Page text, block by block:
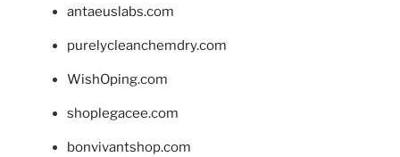
antaeuslabs.com
purelycleanchemdry.com
WishOping.com
shoplegacee.com
bonvivantshop.com